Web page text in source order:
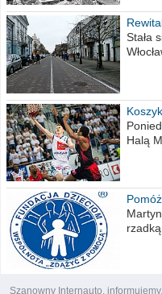
Szanowny Internauto,
Stała
Halą